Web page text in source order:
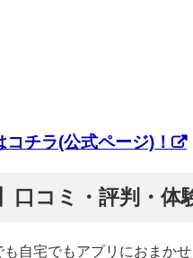
チラ(公式ページ)！
口コミ・評判・体
自宅でもアプリにおまかせ